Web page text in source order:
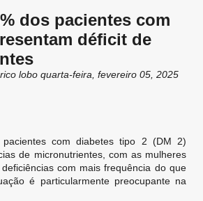
dos pacientes com
déficit de
lobo quarta-feira, fevereiro 05, 2025
com diabetes tipo 2 (DM 2)
de micronutrientes, com as mulheres
com mais frequência do que
é particularmente preocupante na